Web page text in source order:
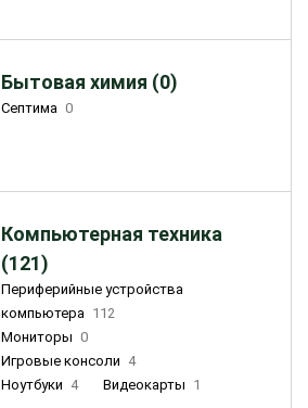
Бытовая химия (0)
Септима 0
Компьютерная техника
(121)
Периферийные устройства
компьютера 112
Мониторы 0
Игровые консоли 4
Ноутбуки 4 Видеокарты 1